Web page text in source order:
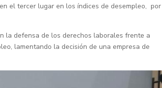
el tercer lugar en los índices de desempleo, por
la defensa de los derechos laborales frente a
lamentando la decisión de una empresa de